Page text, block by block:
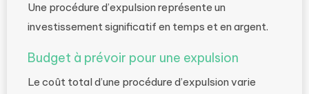
Une procédure d’expulsion représente un
investissement significatif en temps et en argent.
Budget à prévoir pour une expulsion
Le coût total d’une procédure d’expulsion varie